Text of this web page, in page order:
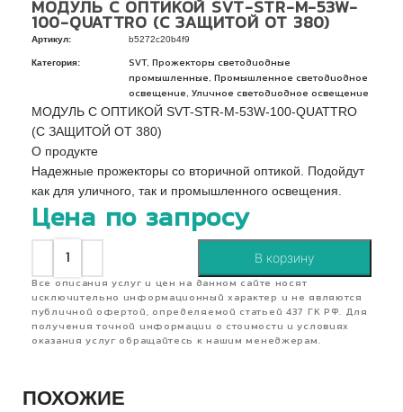
МОДУЛЬ С ОПТИКОЙ SVT-STR-M-53W-
100-QUATTRO (С ЗАЩИТОЙ ОТ 380)
Артикул: b5272c20b4f9
Категория: SVT,
Прожекторы светодиодные
промышленные
Промышленное светодиодное
освещение
Уличное светодиодное освещение
МОДУЛЬ С ОПТИКОЙ SVT-STR-M-53W-100-QUATTRO
(С ЗАЩИТОЙ ОТ 380)
О продукте
Надежные прожекторы со вторичной оптикой. Подойдут
как для уличного, так и промышленного освещения.
Цена по запросу
В корзину
Все описания услуг и цен на данном сайте носят
исключительно информационный характер и не являются
публичной офертой, определяемой статьей 437 ГК РФ. Для
получения точной информации о стоимости и условиях
оказания услуг обращайтесь к нашим менеджерам.
ПОХОЖИЕ